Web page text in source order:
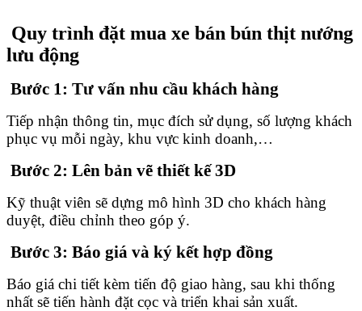
Quy trình đặt mua xe bán bún thịt nướng
lưu động
Bước 1: Tư vấn nhu cầu khách hàng
Tiếp nhận thông tin, mục đích sử dụng, số lượng khách
phục vụ mỗi ngày, khu vực kinh doanh,…
Bước 2: Lên bản vẽ thiết kế 3D
Kỹ thuật viên sẽ dựng mô hình 3D cho khách hàng
duyệt, điều chỉnh theo góp ý.
Bước 3: Báo giá và ký kết hợp đồng
Báo giá chi tiết kèm tiến độ giao hàng, sau khi thống
nhất sẽ tiến hành đặt cọc và triển khai sản xuất.